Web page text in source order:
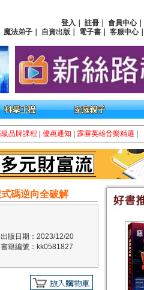
登入 註冊 會員中心｜
魔法弟子
自資出版 電子書 客服中心｜
級品牌課程 優惠通知 霹靂英雄音樂精選
碼逆向全破解
出版日期：2023/12/20
書籍編號：kk0581827